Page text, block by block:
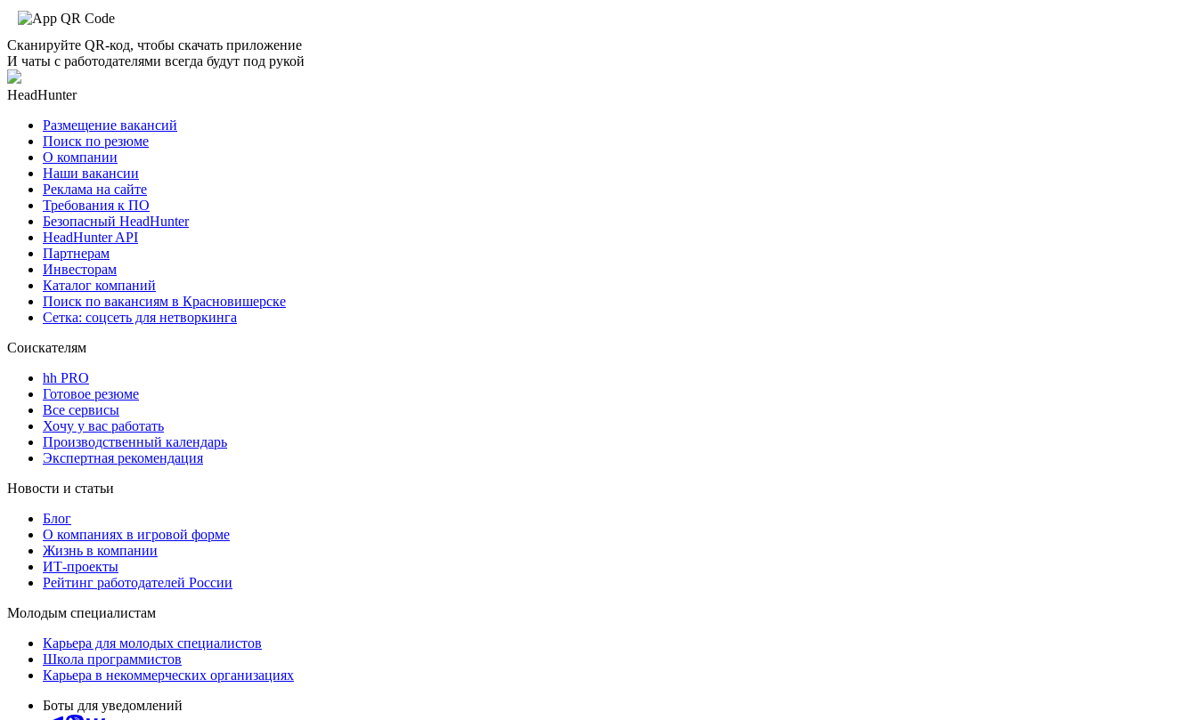
Сканируйте QR-код, чтобы скачать приложение
И чаты с работодателями всегда будут под рукой
HeadHunter
Размещение вакансий
Поиск по резюме
О компании
Наши вакансии
Реклама на сайте
Требования к ПО
Безопасный HeadHunter
HeadHunter API
Партнерам
Инвесторам
Каталог компаний
Поиск по вакансиям в Красновишерске
Сетка: соцсеть для нетворкинга
Соискателям
hh PRO
Готовое резюме
Все сервисы
Хочу у вас работать
Производственный календарь
Экспертная рекомендация
Новости и статьи
Блог
О компаниях в игровой форме
Жизнь в компании
ИТ-проекты
Рейтинг работодателей России
Молодым специалистам
Карьера для молодых специалистов
Школа программистов
Карьера в некоммерческих организациях
Боты для уведомлений